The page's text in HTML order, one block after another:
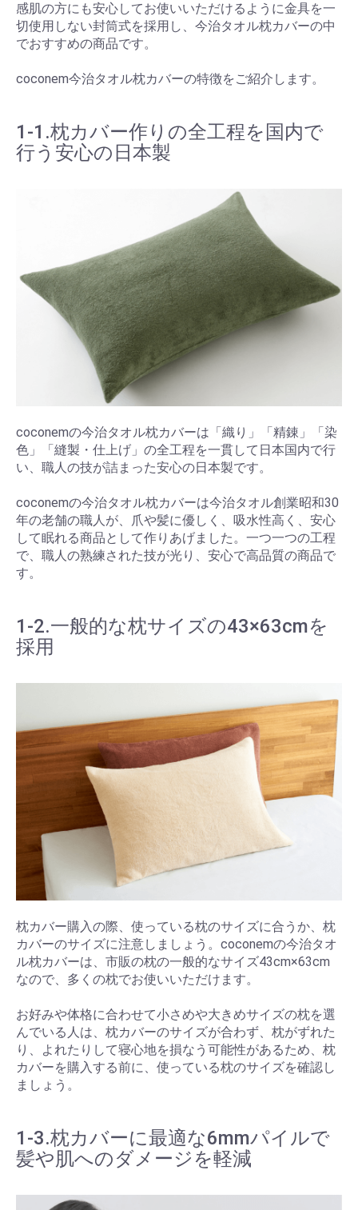
感肌の方にも安心してお使いいただけるように金具を一
切使用しない封筒式を採用し、今治タオル枕カバーの中
でおすすめの商品です。
coconem今治タオル枕カバーの特徴をご紹介します。
1-1.枕カバー作りの全工程を国内で
行う安心の日本製
coconemの今治タオル枕カバーは「織り」「精錬」「染
色」「縫製・仕上げ」の全工程を一貫して日本国内で行
い、職人の技が詰まった安心の日本製です。
coconemの今治タオル枕カバーは今治タオル創業昭和30
年の老舗の職人が、爪や髪に優しく、吸水性高く、安心
して眠れる商品として作りあげました。一つ一つの工程
で、職人の熟練された技が光り、安心で高品質の商品で
す。
1-2.一般的な枕サイズの43×63cmを
採用
枕カバー購入の際、使っている枕のサイズに合うか、枕
カバーのサイズに注意しましょう。coconemの今治タオ
ル枕カバーは、市販の枕の一般的なサイズ43cm×63cm
なので、多くの枕でお使いいただけます。
お好みや体格に合わせて小さめや大きめサイズの枕を選
んでいる人は、枕カバーのサイズが合わず、枕がずれた
り、よれたりして寝心地を損なう可能性があるため、枕
カバーを購入する前に、使っている枕のサイズを確認し
ましょう。
1-3.枕カバーに最適な6mmパイルで
髪や肌へのダメージを軽減